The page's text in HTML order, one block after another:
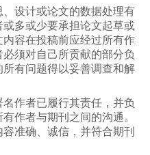
设计或论文的数据处理有
多或少要承担论文起草或
容在投稿前应经过所有作
须对自己所贡献的部分负
有问题得以妥善调查和解
作者已履行其责任，并负
作者与期刊之间的沟通。
准确、诚信，并符合期刊